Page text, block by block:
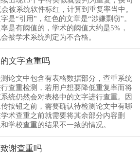
被系统软件标红，计算到重复率当中。
是“引用”，红色的文章是“涉嫌剽窃”。
是有阈值的，学术的阈值大约是5%，
被学术系统判定为不合格。
文字查重吗
论文中包含有表格数据部分，查重系统
查重检测，若用户想要降低重复率而将
统仍然会对表格中的文字进行查重。因
按钮之前，需要确认待检测论文中有哪
术查重之前就需要将其余部分内容删
学校查重的结果不一致的情况。
谢查重吗